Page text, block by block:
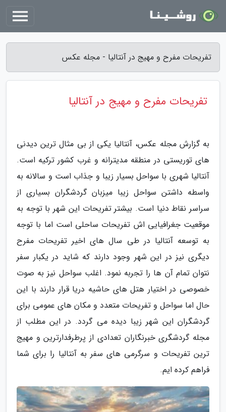
تفریحات مفرح و مهیج در آنتالیا - مجله عکس
تفریحات مفرح و مهیج در آنتالیا
به گزارش مجله عکس، آنتالیا یکی از بی مثال ترین دیدنی
های توریستی در منطقه مدیترانه و غرب کشور ترکیه است.
آنتالیا شهری با سواحل بسیار زیبا و جذاب است و سالانه به
واسطه داشتن سواحل زیبا میزبان گردشگران بسیاری از
سراسر نقاط دنیا است. بیشتر تفریحات این شهر با توجه به
موقعیت جغرافیایی اش تفریحات ساحلی است اما با توجه
به توسعه آنتالیا در طی سال های اخیر تفریحات مفرح
دیگری نیز در این شهر وجود دارند که شاید در یکبار سفر
نتوان تمام آن ها را تجربه نمود. اغلب سواحل نیز به صوت
خصوصی در اختیار هتل های حاشیه دریا قرار دارند با این
حال اما سواحل و تفریحات متعدد و مکان های عمومی برای
گردشگران این شهر زیبا دیده می گردد. در این مطلب از
مجله گردشگری خبرنگاران تعدادی از پرطرفدارترین و مهیج
ترین تفریحات و سرگرمی های سفر به آنتالیا را برای شما
فراهم کرده ایم.